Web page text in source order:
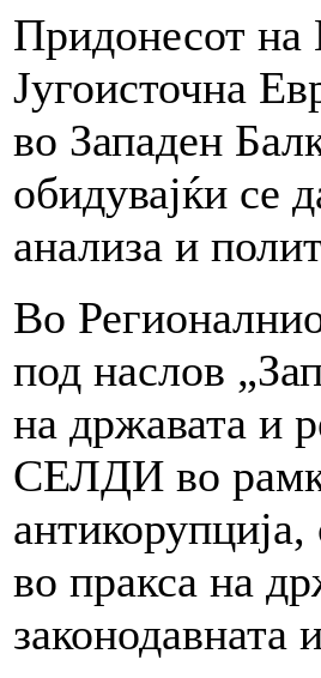
Придонесот на
Југоисточна
во Западен
обидувајќи се
анализа и
Во
под наслов
на државата и
СЕЛДИ во
антикорупција,
во пракса на
законодавната